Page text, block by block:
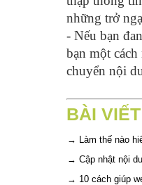
những trở
- Nếu bạn
bạn một
chuyển nội
BÀI
→ Làm thế nào
→ Cập nhật nội
→ 10 cách giúp